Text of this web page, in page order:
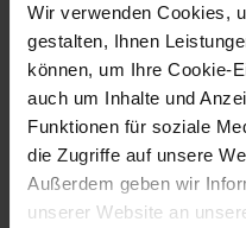
Wir verwenden Cookies,
gestalten, Ihnen
können, um Ihre Cookie-
auch um Inhalte und
Funktionen für soziale
die Zugriffe auf unsere
Außerdem geben wir
unserer Website an
Ernennung von
Polheim und
zum Statthalter
der Enns (bis
29.8.1526